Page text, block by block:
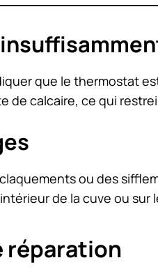
que le thermostat
de calcaire, ce qui
ou des
de la cuve ou
réparation